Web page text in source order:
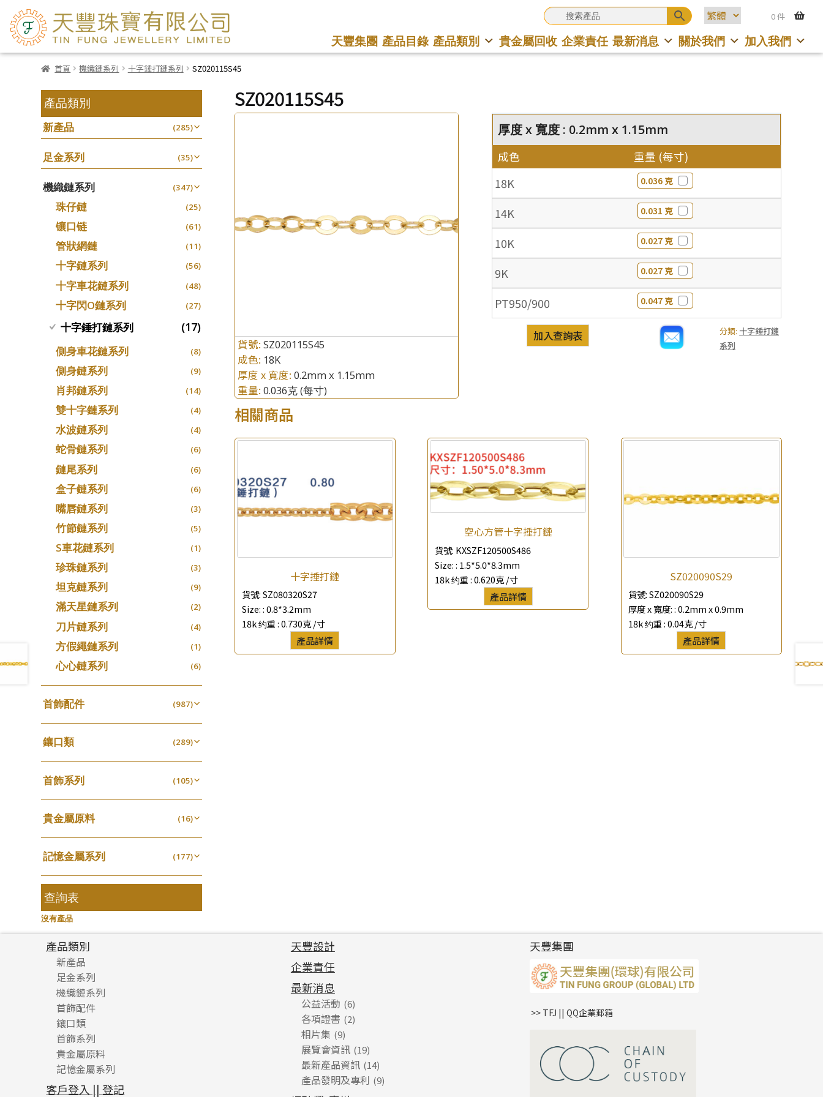
0 件
天豐集團 產品目錄 產品類別 貴金屬回收 企業責任 最新消息 關於我們 加入我們
首頁 機織鏈系列 十字錘打鏈系列 SZ020115S45
SZ020115S45
產品查詢 ×
公司名稱
查詢以下產品
貨號: SZ020115S45
成色: 18K
厚度 x 寬度: 0.2mm x 1.15mm
重量: 0.036克(每寸)
厚度 x 寬度 : 0.2mm x 1.15mm
成色 重量 (每寸)
18K 0.036 克
14K 0.031 克
10K 0.027 克
9K 0.027 克
PT950/900 0.047 克
分類: 十字錘打鏈
系列
加入查詢表
相關商品
十字捶打鏈
貨號:SZ080320S27
Size: :0.8*3.2mm
18k 约重 :0.730克 /寸
產品詳情
空心方管十字捶打鏈
貨號: KXSZF120500S486
Size: : 1.5*5.0*8.3mm
18k 约重 :0.620克 /寸
產品詳情
SZ020090S29
貨號:SZ020090S29
厚度 x 寬度: :0.2mm x 0.9mm
18k 约重 :0.04克 /寸
產品詳情
產品類別
新產品 (285)
足金系列 (35)
機織鏈系列 (347)
珠仔鏈 (25)
镶口链 (61)
管狀網鏈 (11)
十字鏈系列 (56)
十字車花鏈系列 (48)
十字閃O鏈系列 (27)
十字錘打鏈系列 (17)
側身車花鏈系列 (8)
側身鏈系列 (9)
肖邦鏈系列 (14)
雙十字鏈系列 (4)
水波鏈系列 (4)
蛇骨鏈系列 (6)
鏈尾系列 (6)
盒子鏈系列 (6)
嘴唇鏈系列 (3)
竹節鏈系列 (5)
S車花鏈系列 (1)
珍珠鏈系列 (3)
坦克鏈系列 (9)
滿天星鏈系列 (2)
刀片鏈系列 (4)
方假繩鏈系列 (1)
心心鏈系列 (6)
首飾配件 (987)
耳環類配件 (341)
卷迫系列 (13)
螺絲迫系列 (15)
梅花迫系列 (19)
平臺迫系列 (74)
綫拍系列 (42)
美拍系列 (16)
耳針系列 (6)
耳環扣系列
耳綫/耳鈎系列
耳環爪頭
耳環
鏈類配件
調節珠系列
生圈扣系列
鴨俐制系列
字母吊墜
相盒吊墜 (11)
生肖吊墜
管扣系列
星座吊墜
水泡扣
珠扣
其他類配件 (161)
珠盤系列 (16)
袖口鈕系列 (7)
焊片及鐳射綫 (2)
空心車花管 (19)
其他 (104)
無孔光身珠 (7)
無孔批花珠
空心批花珠 (21)
鑲口類 (289)
四爪頭系列 (20)
六爪頭系列 (41)
車花片 (35)
動感車花片 (20)
鑲口戒指 (16)
鑲口手鏈系列 (146)
首飾系列 (105)
手镯系列 (8)
戒指系列 (8)
空心耳環 (27)
空心车花管首饰链 (15)
空心手鐲系列 (8)
牛仔鏈
貴金屬原料 (16)
千足金 (16)
記憶金屬系列 (177)
記憶戒指 (30)
拉簧珠珠手鏈
記憶鈦手鐲
查詢表
沒有產品
*你的名字
公司名稱
產品類別
新產品
足金系列
足金配件
機織鏈系列
珠仔鏈
镶口链
管狀網鏈
十字車花鏈系列
十字閃O鏈系列
十字錘打鏈系列
首飾配件
耳環類配件
卷迫系列
螺絲迫系列
梅花迫系列
平臺迫系列
鏈類配件
動感車花吊墜
調節珠系列
生圈扣系列
其他類配件
珠盤系列
袖口鈕系列
珠類配件
無孔光身珠
鑲口類
四爪頭系列
六爪頭系列
車花片
動感車花片
首飾系列
手镯系列
戒指系列
空心耳環
貴金屬原料
千足金
記憶金屬系列
記憶戒指
客戶登入 || 登記
天豐設計
企業責任
最新消息
公益活動 (6)
各項證書 (2)
相片集 (9)
展覽會資訊 (19)
最新產品資訊 (14)
產品發明及專利 (9)
天豐集團
>> TFJ || QQ企業郵箱